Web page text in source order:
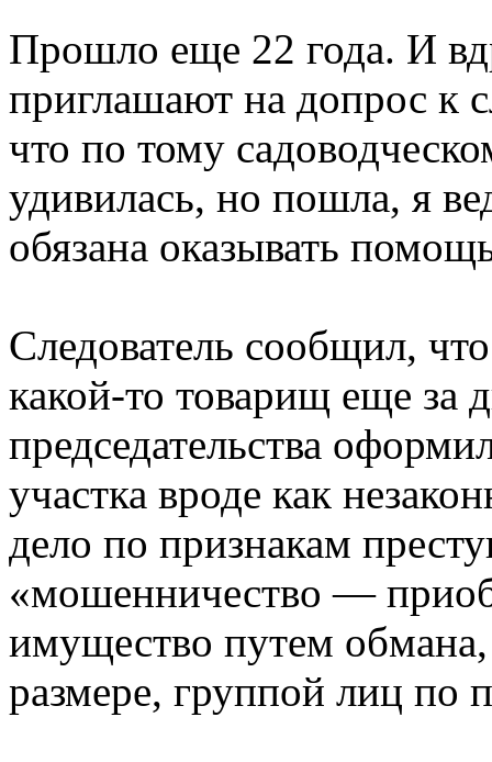
Прошло еще 22 года. И
приглашают на допрос к
что по тому
удивилась, но пошла, я
обязана оказывать
Следователь сообщил,
какой-то товарищ еще за
председательства
участка вроде как
дело по признакам
«мошенничество —
имущество путем
размере, группой лиц по